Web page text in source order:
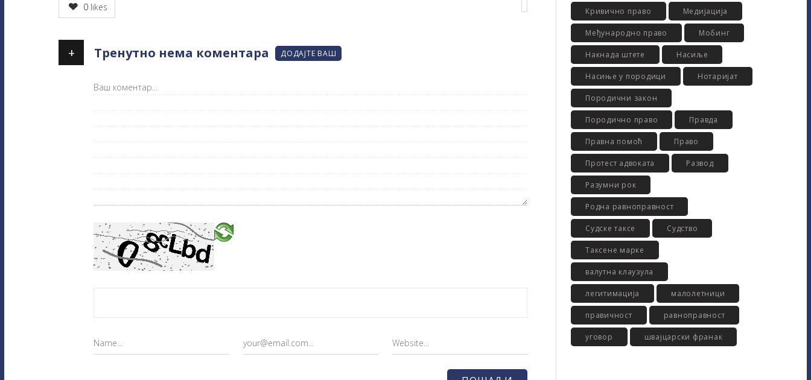
0likes
+ Тренутно нема коментара ДОДАЈТЕ ВАШ
Кривично право Медијација
Међународно право Мобинг
Накнада штете Насиље
Насиње у породици Нотаријат
Породични закон
Породично право Правда
Правна помоћ Право
Протест адвоката Развод
Разумни рок
Родна равноправност
Судске таксе Судство
Таксене марке
валутна клаузула
легитимација малолетници
правичност равноправност
уговор швајцарски франак